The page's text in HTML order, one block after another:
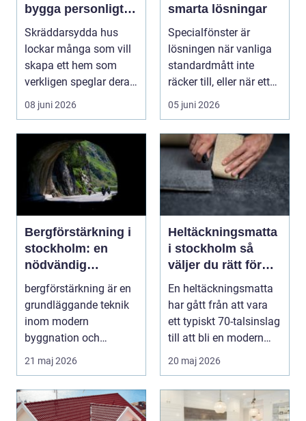
bygga personligt
och hållbart
Skräddarsydda hus
lockar många som vill
skapa ett hem som
verkligen speglar deras
liv, sm...
08 juni 2026
smarta lösningar
Specialfönster är
lösningen när vanliga
standardmått inte
räcker till, eller när ett
hus behöver fön...
05 juni 2026
Bergförstärkning i
stockholm: en
nödvändig
byggteknik
bergförstärkning är en
grundläggande teknik
inom modern
byggnation och
infrastrukturutveckling,
särs...
21 maj 2026
Heltäckningsmatta
i stockholm så
väljer du rätt för
hem och kontor
En heltäckningsmatta
har gått från att vara
ett typiskt 70-talsinslag
till att bli en modern
lösning...
20 maj 2026